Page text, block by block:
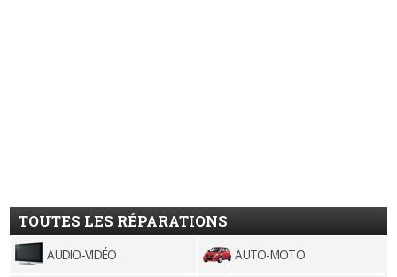
TOUTES LES RÉPARATIONS
AUDIO-VIDÉO AUTO-MOTO